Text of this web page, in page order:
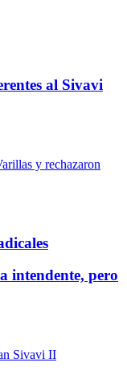
al Sivavi
intendente, pero